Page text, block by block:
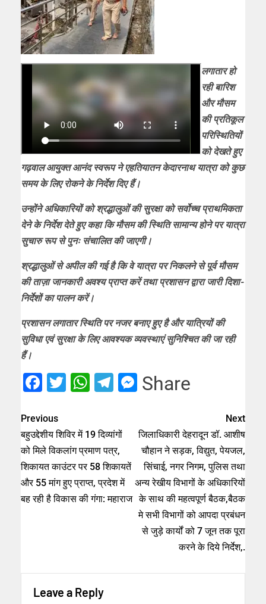
लगातार हो
रही बारिश
और मौसम
की प्रतिकूल
परिस्थितियों
को देखते हुए
गढ़वाल आयुक्त आनंद स्वरूप ने एहतियातन केदारनाथ यात्रा को कुछ
समय के लिए रोकने के निर्देश दिए हैं।
उन्होंने अधिकारियों को श्रद्धालुओं की सुरक्षा को सर्वोच्च प्राथमिकता
देने के निर्देश देते हुए कहा कि मौसम की स्थिति सामान्य होने पर यात्रा
सुचारु रूप से पुनः संचालित की जाएगी।
श्रद्धालुओं से अपील की गई है कि वे यात्रा पर निकलने से पूर्व मौसम
की ताज़ा जानकारी अवश्य प्राप्त करें तथा प्रशासन द्वारा जारी दिशा-
निर्देशों का पालन करें।
प्रशासन लगातार स्थिति पर नजर बनाए हुए है और यात्रियों की
सुविधा एवं सुरक्षा के लिए आवश्यक व्यवस्थाएं सुनिश्चित की जा रही
हैं।
Facebook
Twitter
WhatsApp
Telegram
Messenger
Share
Previous
बहुउद्देशीय शिविर में 19 दिव्यांगों
को मिले विकलांग प्रमाण पत्र,
शिकायत काउंटर पर 58 शिकायतें
और 55 मांग हुए प्राप्त, प्रदेश में
बह रही है विकास की गंगा: महाराज
Next
जिलाधिकारी देहरादून डॉ. आशीष
चौहान ने सड़क, विद्युत, पेयजल,
सिंचाई, नगर निगम, पुलिस तथा
अन्य रेखीय विभागों के अधिकारियों
के साथ की महत्वपूर्ण बैठक,बैठक
मे सभी विभागों को आपदा प्रबंधन
से जुड़े कार्यों को 7 जून तक पूरा
करने के दिये निर्देश,.
Leave a Reply